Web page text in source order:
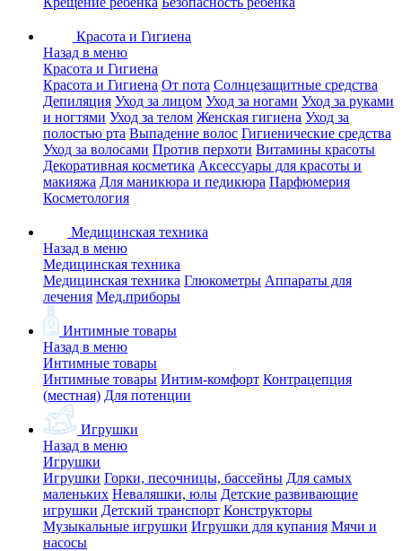
Красота и Гигиена
Назад в меню
Красота и Гигиена
Красота и Гигиена От пота Солнцезащитные средства
Депиляция Уход за лицом Уход за ногами Уход за руками
и ногтями Уход за телом Женская гигиена Уход за
полостью рта Выпадение волос Гигиенические средства
Уход за волосами Против перхоти Витамины красоты
Декоративная косметика Аксессуары для красоты и
макияжа Для маникюра и педикюра Парфюмерия
Косметология
Медицинская техника
Назад в меню
Медицинская техника
Медицинская техника Глюкометры Аппараты для
лечения Мед.приборы
Интимные товары
Назад в меню
Интимные товары
Интимные товары Интим-комфорт Контрацепция
(местная) Для потенции
Игрушки
Назад в меню
Игрушки
Игрушки Горки, песочницы, бассейны Для самых
маленьких Неваляшки, юлы Детские развивающие
игрушки Детский транспорт Конструкторы
Музыкальные игрушки Игрушки для купания Мячи и
насосы